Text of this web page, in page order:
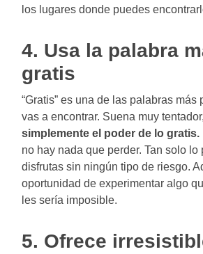
los lugares donde puedes
4. Usa la palabra
gratis
“Gratis” es una de las palabras más
vas a encontrar. Suena muy
simplemente el poder de lo gratis.
no hay nada que perder. Tan solo lo
disfrutas sin ningún tipo de riesgo.
oportunidad de experimentar algo
les sería imposible.
5. Ofrece